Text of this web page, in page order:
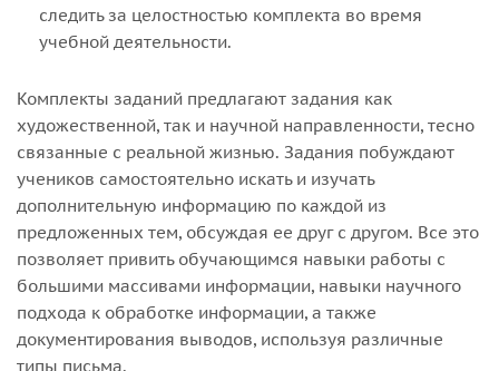
следить за целостностью комплекта во время
учебной деятельности.
Комплекты заданий предлагают задания как
художественной, так и научной направленности, тесно
связанные с реальной жизнью. Задания побуждают
учеников самостоятельно искать и изучать
дополнительную информацию по каждой из
предложенных тем, обсуждая ее друг с другом. Все это
позволяет привить обучающимся навыки работы с
большими массивами информации, навыки научного
подхода к обработке информации, а также
документирования выводов, используя различные
типы письма.